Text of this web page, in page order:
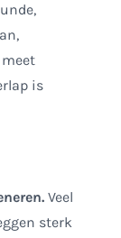
meet
is
Veel
sterk